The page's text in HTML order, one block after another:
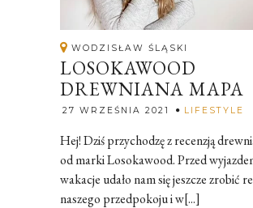
WODZISŁAW ŚLĄSKI
LOSOKAWOOD
DREWNIANA MAPA
27 WRZEŚNIA 2021 LIFESTYLE
Hej! Dziś przychodzę z recenzją
od marki Losokawood. Przed
wakacje udało nam się jeszcze zrobić
naszego przedpokoju i w[...]